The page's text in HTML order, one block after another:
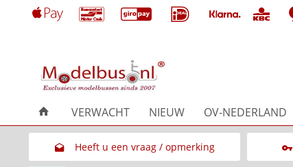
VERWACHT NIEUW OV-NEDERLAND
Heeft u een vraag / opmerking